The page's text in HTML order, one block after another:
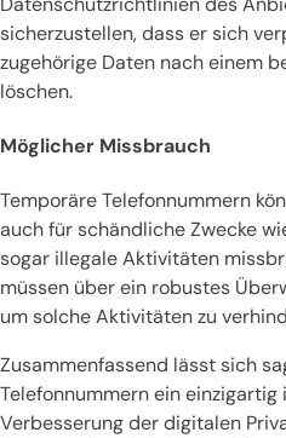
sicherzustellen, dass er sich
zugehörige Daten nach einem
löschen.
Möglicher Missbrauch
Temporäre Telefonnummern
auch für schändliche Zwecke
sogar illegale Aktivitäten
müssen über ein robustes
um solche Aktivitäten zu
Zusammenfassend lässt sich
Telefonnummern ein einzigartig
Verbesserung der digitalen